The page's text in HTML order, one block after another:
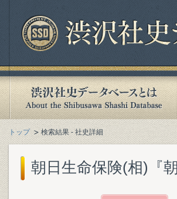
トップ 検索結果 - 社史詳細
朝日生命保険(相)『